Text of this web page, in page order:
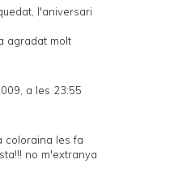
l'aniversari
agradat molt
a les 23:55
coloraina les fa
no m'extranya